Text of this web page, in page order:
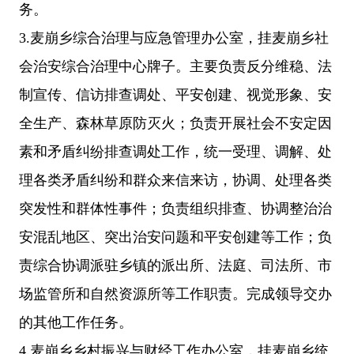
务。
3.麦崩乡综合治理与应急管理办公室，挂麦崩乡社
会治安综合治理中心牌子。主要负责反分维稳、法
制宣传、信访排查调处、平安创建、视觉形象、安
全生产、森林草原防灭火；负责开展社会不安定因
素和矛盾纠纷排查调处工作，统一受理、调解、处
理各类矛盾纠纷和群众来信来访，协调、处理各类
突发性和群体性事件；负责组织排查、协调整治治
安混乱地区、突出治安问题和平安创建等工作；负
责综合协调派驻乡镇的派出所、法庭、司法所、市
场监管所和自然资源所等工作职责。完成领导交办
的其他工作任务。
4.麦崩乡乡村振兴与财经工作办公室，挂麦崩乡统